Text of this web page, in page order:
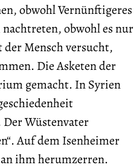
obwohl Vernünftigeres
obwohl es nur
Mensch versucht,
Die Asketen der
gemacht. In Syrien
Wüstenvater
Auf dem Isenheimer
ihm herumzerren.